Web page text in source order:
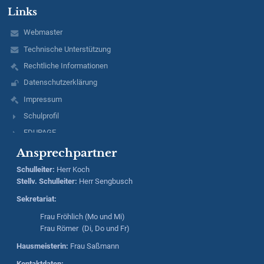
Links
Webmaster
Technische Unterstützung
Rechtliche Informationen
Datenschutzerklärung
Impressum
Schulprofil
EDUPAGE
Ansprechpartner
Schulleiter: Herr Koch
Stellv. Schulleiter: HerrSengbusch
Sekretariat:
Frau Fröhlich (Mo und Mi)
Frau Römer (Di, Do und Fr)
Hausmeisterin: Frau Saßmann